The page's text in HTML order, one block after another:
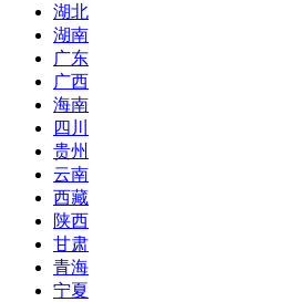
湖北
湖南
广东
广西
海南
四川
贵州
云南
西藏
陕西
甘肃
青海
宁夏